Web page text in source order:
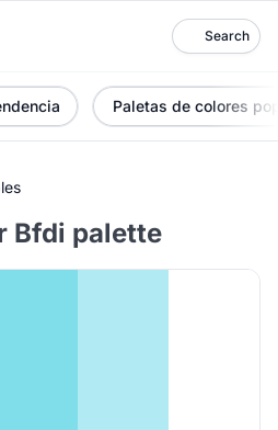
Search
Paletas de colores
Bfdi palette